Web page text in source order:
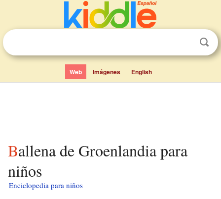
Web Imágenes English
Ballena de Groenlandia para
niños
Enciclopedia para niños